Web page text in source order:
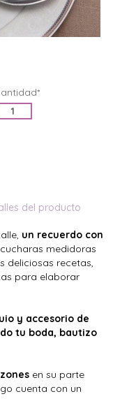
del producto
un recuerdo con
medidoras
deliciosas recetas,
para elaborar
y accesorio de
tu boda, bautizo
en su parte
cuenta con un